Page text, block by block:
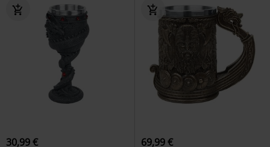
30,99 € 69,99 €